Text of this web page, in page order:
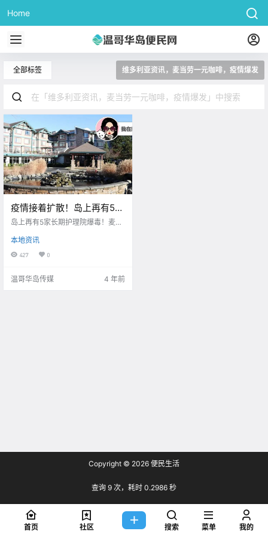
Home
全部标签 维多利亚资讯，麦当劳一元咖啡，疫情爆发
疫情接着扩散！岛上再有5家
长期护理院爆毒！！好消
始啦！！
岛上再有5家长期护理院爆毒！麦当
本地资讯
427 0
温哥华岛传媒 4 年前
Copyright © 2026 便民生活
查询 9 次，耗时 0.2986 秒
首页 社区 搜索 菜单 我的